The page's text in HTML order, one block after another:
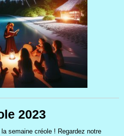
2023
semaine créole ! Regardez notre